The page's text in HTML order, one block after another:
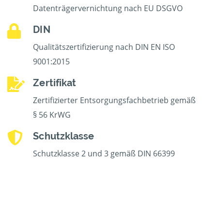
Datenträgervernichtung nach EU DSGVO
DIN
Qualitätszertifizierung nach DIN EN ISO
9001:2015
Zertifikat
Zertifizierter Entsorgungsfachbetrieb gemäß
§ 56 KrWG
Schutzklasse
Schutzklasse 2 und 3 gemäß DIN 66399